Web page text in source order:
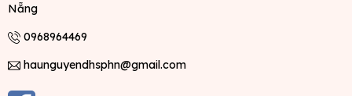
Nẵng
0968964469
haunguyendhsphn@gmail.com